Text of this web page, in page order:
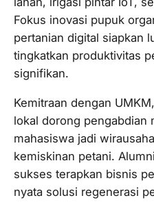
Fokus inovasi pupuk
pertanian digital siapkan
tingkatkan produktivitas
signifikan.​
Kemitraan dengan
lokal dorong pengabdian
mahasiswa jadi
kemiskinan petani.
sukses terapkan bisnis
nyata solusi regenerasi